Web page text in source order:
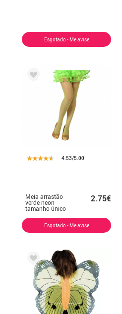
Esgotado - Me avise
4.53/5.00
Meia arrastão
verde neon
tamanho único
2.75€
Esgotado - Me avise